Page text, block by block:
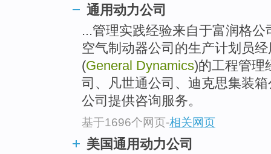
通用动力公司
...管理实践经验来自于富润格
空气制动器公司的生产计划员
(General Dynamics)的工程管理
司、凡世通公司、迪克思集装
公司提供咨询服务。
基于1696个网页-相关网页
美国通用动力公司